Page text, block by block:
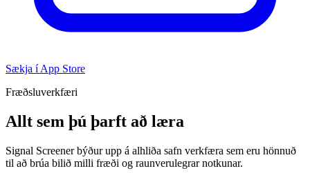
Sækja í App Store
Fræðsluverkfæri
Allt sem þú þarft að læra
Signal Screener býður upp á alhliða safn verkfæra sem eru hönnuð
til að brúa bilið milli fræði og raunverulegrar notkunar.